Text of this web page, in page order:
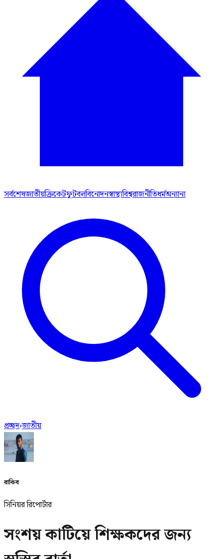
সর্বশেষজাতীয়ক্রিকেটফুটবলবিনোদনস্বাস্থ্যবিশ্বরাজনীতিধর্মঅন্যান্য
প্রচ্ছদ›জাতীয়
রাকিব
সিনিয়র রিপোর্টার
সংশয় কাটিয়ে শিক্ষকদের জন্য